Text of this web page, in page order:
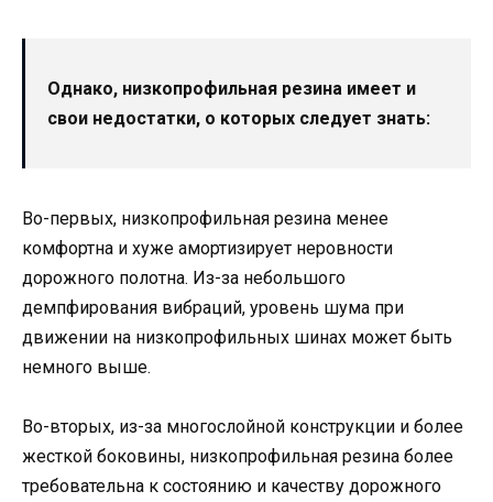
Однако, низкопрофильная резина имеет и
свои недостатки, о которых следует знать:
Во-первых, низкопрофильная резина менее
комфортна и хуже амортизирует неровности
дорожного полотна. Из-за небольшого
демпфирования вибраций, уровень шума при
движении на низкопрофильных шинах может быть
немного выше.
Во-вторых, из-за многослойной конструкции и более
жесткой боковины, низкопрофильная резина более
требовательна к состоянию и качеству дорожного